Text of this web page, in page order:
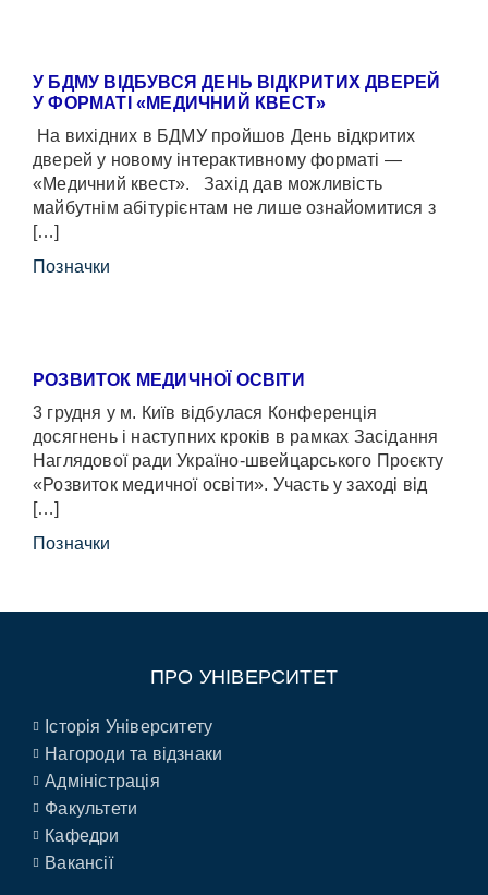
У БДМУ ВІДБУВСЯ ДЕНЬ ВІДКРИТИХ ДВЕРЕЙ
У ФОРМАТІ «МЕДИЧНИЙ КВЕСТ»
На вихідних в БДМУ пройшов День відкритих
дверей у новому інтерактивному форматі —
«Медичний квест». Захід дав можливість
майбутнім абітурієнтам не лише ознайомитися з
[…]
Позначки
РОЗВИТОК МЕДИЧНОЇ ОСВІТИ
3 грудня у м. Київ відбулася Конференція
досягнень і наступних кроків в рамках Засідання
Наглядової ради Україно-швейцарського Проєкту
«Розвиток медичної освіти». Участь у заході від
[…]
Позначки
ПРО УНІВЕРСИТЕТ
Історія Університету
Нагороди та відзнаки
Адміністрація
Факультети
Кафедри
Вакансії